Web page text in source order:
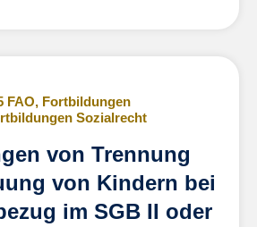
FAO, Fortbildungen
Sozialrecht
von Trennung
von Kindern bei
im SGB II oder